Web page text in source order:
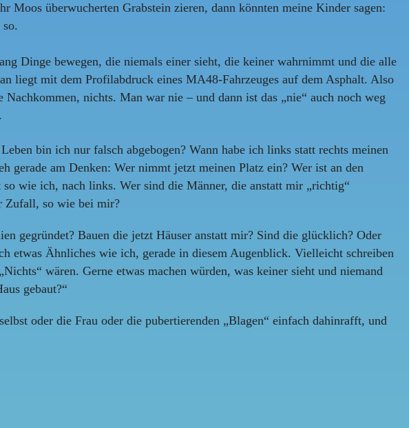
überwucherten Grabstein zieren, dann könnten meine Kinder sagen:
Dinge bewegen, die niemals einer sieht, die keiner wahrnimmt und die alle
liegt mit dem Profilabdruck eines MA48-Fahrzeuges auf dem Asphalt. Also
nichts. Man war nie – und dann ist das „nie“ auch noch weg
bin ich nur falsch abgebogen? Wann habe ich links statt rechts meinen
gerade am Denken: Wer nimmt jetzt meinen Platz ein? Wer ist an den
so wie ich, nach links. Wer sind die Männer, die anstatt mir „richtig“
Zufall, so wie bei mir?
gegründet? Bauen die jetzt Häuser anstatt mir? Sind die glücklich? Oder
etwas Ähnliches wie ich, gerade in diesem Augenblick. Vielleicht schreiben
wären. Gerne etwas machen würden, was keiner sieht und niemand
gebaut?“
oder die Frau oder die pubertierenden „Blagen“ einfach dahinrafft, und